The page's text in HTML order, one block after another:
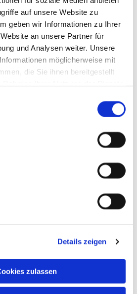
auf unsere Website zu
geben wir Informationen zu Ihrer
an unsere Partner für
und Analysen weiter. Unsere
möglicherweise mit
die Sie ihnen bereitgestellt
Details zeigen
zulassen